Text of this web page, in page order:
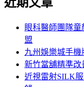
關
眼科醫師團隊
盟
九州娛樂城手機
新竹當舖精準
近視雷射SILK